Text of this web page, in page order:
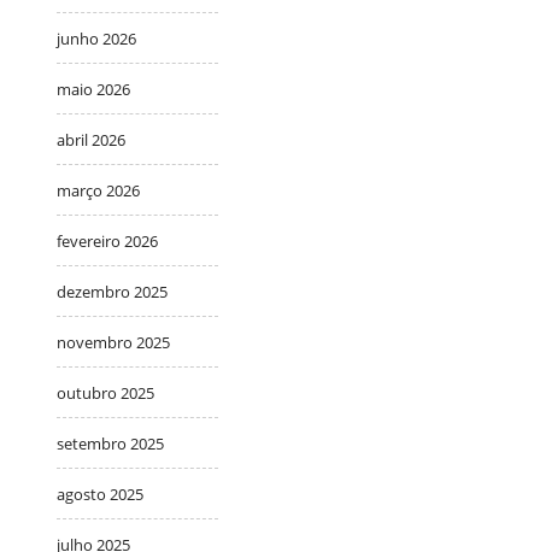
junho 2026
maio 2026
abril 2026
março 2026
fevereiro 2026
dezembro 2025
novembro 2025
outubro 2025
setembro 2025
agosto 2025
julho 2025